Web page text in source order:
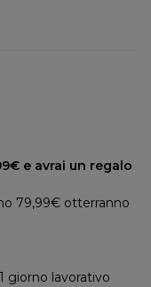
e avrai un regalo
79,99€ otterranno
giorno lavorativo